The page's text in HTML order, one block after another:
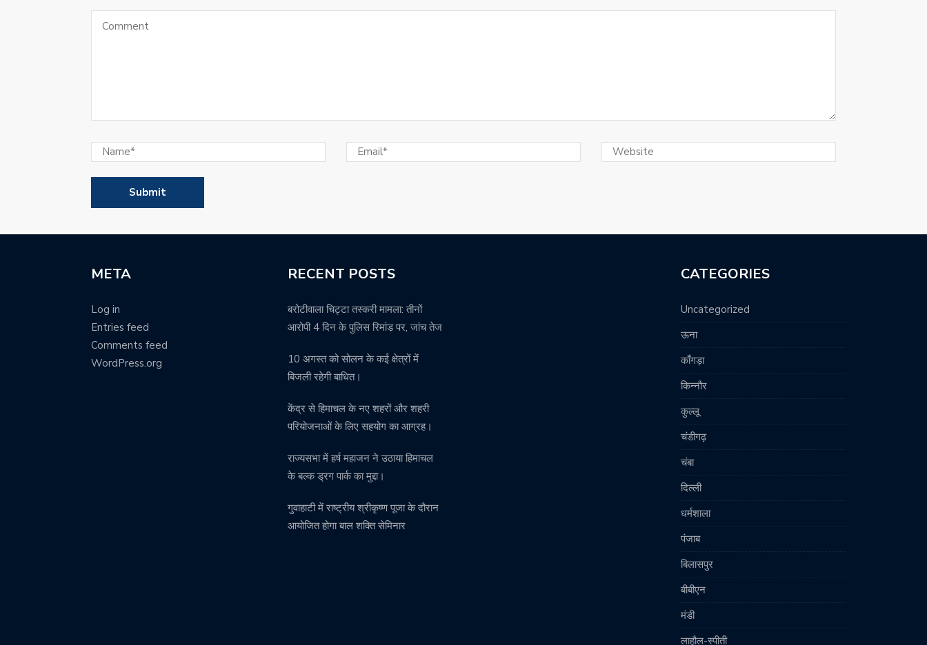
META
Log in
Entries feed
Comments feed
WordPress.org
RECENT POSTS
बरोटीवाला चिट्टा तस्करी मामला: तीनों
आरोपी 4 दिन के पुलिस रिमांड पर, जांच तेज
10 अगस्त को सोलन के कई क्षेत्रों में
बिजली रहेगी बाधित।
केंद्र से हिमाचल के नए शहरों और शहरी
परियोजनाओं के लिए सहयोग का आग्रह।
राज्यसभा में हर्ष महाजन ने उठाया हिमाचल
के बल्क ड्रग पार्क का मुद्दा।
गुवाहाटी में राष्ट्रीय श्रीकृष्ण पूजा के दौरान
आयोजित होगा बाल शक्ति सेमिनार
CATEGORIES
Uncategorized
ऊना
काँगड़ा
किन्नौर
कुल्लू
चंडीगढ़
चंबा
दिल्ली
धर्मशाला
पंजाब
बिलासपुर
बीबीएन
मंडी
लाहौल-स्पीती